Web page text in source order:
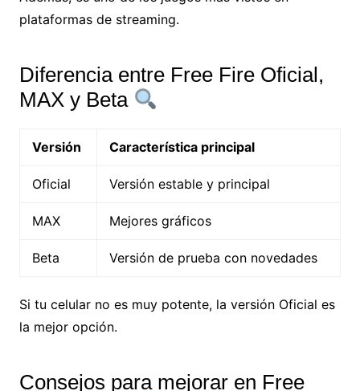
plataformas de streaming.
Diferencia entre Free Fire Oficial,
MAX y Beta
Versión Característica principal
Oficial Versión estable y principal
MAX Mejores gráficos
Beta Versión de prueba con novedades
Si tu celular no es muy potente, la versión Oficial es
la mejor opción.
Consejos para mejorar en Free